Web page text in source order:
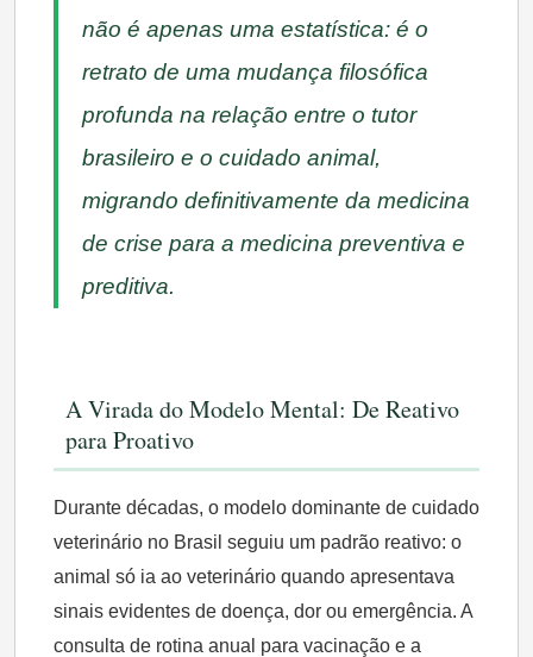
não é apenas uma estatística: é o
retrato de uma mudança filosófica
profunda na relação entre o tutor
brasileiro e o cuidado animal,
migrando definitivamente da medicina
de crise para a medicina preventiva e
preditiva.
A Virada do Modelo Mental: De Reativo
para Proativo
Durante décadas, o modelo dominante de cuidado
veterinário no Brasil seguiu um padrão reativo: o
animal só ia ao veterinário quando apresentava
sinais evidentes de doença, dor ou emergência. A
consulta de rotina anual para vacinação e a